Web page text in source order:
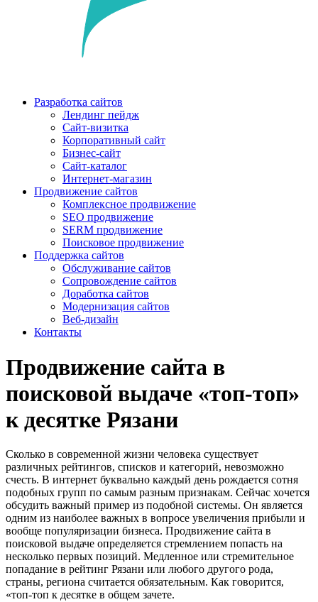
Разработка сайтов
Лендинг пейдж
Сайт-визитка
Корпоративный сайт
Бизнес-сайт
Сайт-каталог
Интернет-магазин
Продвижение сайтов
Комплексное продвижение
SEO продвижение
SERM продвижение
Поисковое продвижение
Поддержка сайтов
Обслуживание сайтов
Сопровождение сайтов
Доработка сайтов
Модернизация сайтов
Веб-дизайн
Контакты
Продвижение сайта в
поисковой выдаче «топ-топ»
к десятке Рязани
Сколько в современной жизни человека существует
различных рейтингов, списков и категорий, невозможно
счесть. В интернет буквально каждый день рождается сотня
подобных групп по самым разным признакам. Сейчас хочется
обсудить важный пример из подобной системы. Он является
одним из наиболее важных в вопросе увеличения прибыли и
вообще популяризации бизнеса. Продвижение сайта в
поисковой выдаче определяется стремлением попасть на
несколько первых позиций. Медленное или стремительное
попадание в рейтинг Рязани или любого другого рода,
страны, региона считается обязательным. Как говорится,
«топ-топ к десятке в общем зачете.